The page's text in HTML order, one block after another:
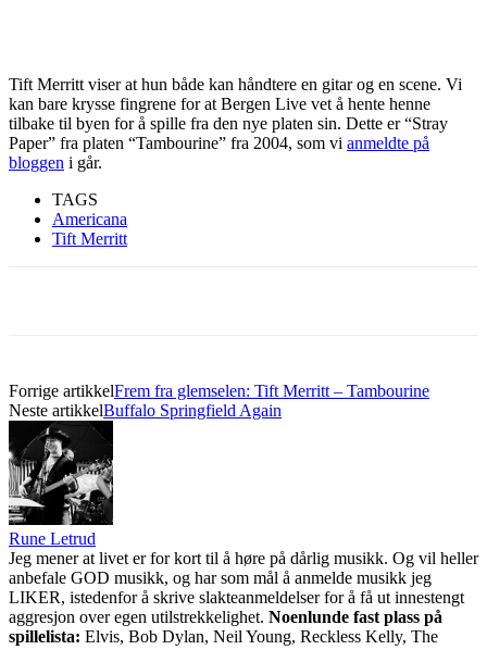
Tift Merritt viser at hun både kan håndtere en gitar og en scene. Vi
kan bare krysse fingrene for at Bergen Live vet å hente henne
tilbake til byen for å spille fra den nye platen sin. Dette er “Stray
Paper” fra platen “Tambourine” fra 2004, som vi anmeldte på
bloggen i går.
TAGS
Americana
Tift Merritt
Forrige artikkelFrem fra glemselen: Tift Merritt – Tambourine
Neste artikkelBuffalo Springfield Again
Rune Letrud
Jeg mener at livet er for kort til å høre på dårlig musikk. Og vil heller
anbefale GOD musikk, og har som mål å anmelde musikk jeg
LIKER, istedenfor å skrive slakteanmeldelser for å få ut innestengt
aggresjon over egen utilstrekkelighet. Noenlunde fast plass på
spillelista: Elvis, Bob Dylan, Neil Young, Reckless Kelly, The